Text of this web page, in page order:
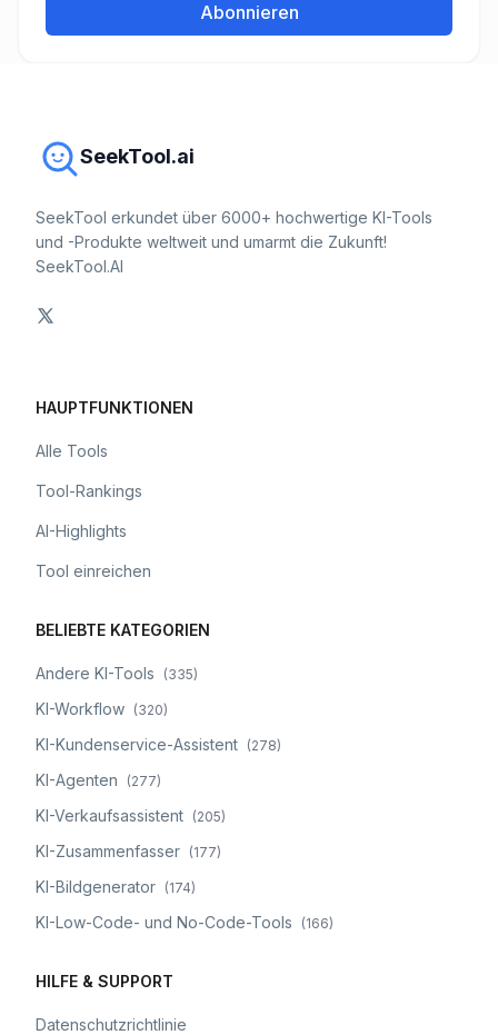
Abonnieren
SeekTool.ai
SeekTool erkundet über 6000+ hochwertige KI-Tools
und -Produkte weltweit und umarmt die Zukunft!
SeekTool.AI
HAUPTFUNKTIONEN
Alle Tools
Tool-Rankings
AI-Highlights
Tool einreichen
BELIEBTE KATEGORIEN
Andere KI-Tools (335)
KI-Workflow (320)
KI-Kundenservice-Assistent (278)
KI-Agenten (277)
KI-Verkaufsassistent (205)
KI-Zusammenfasser (177)
KI-Bildgenerator (174)
KI-Low-Code- und No-Code-Tools (166)
HILFE & SUPPORT
Datenschutzrichtlinie